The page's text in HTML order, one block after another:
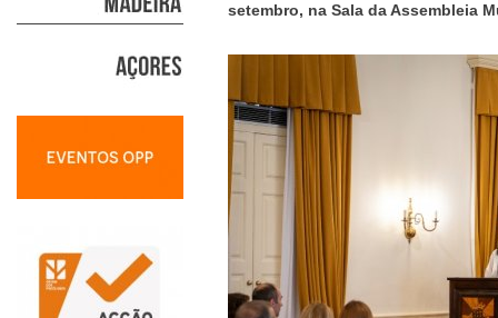
setembro, na Sala da Assembleia